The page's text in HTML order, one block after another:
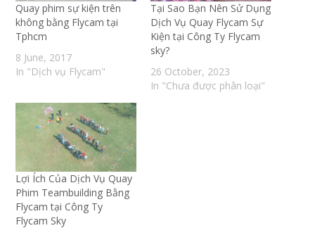
Quay phim sự kiện trên
không bằng Flycam tại
Tphcm
8 June, 2017
In "Dịch vụ Flycam"
Tại Sao Bạn Nên Sử Dụng
Dịch Vụ Quay Flycam Sự
Kiện tại Công Ty Flycam
sky?
26 October, 2023
In "Chưa được phân loại"
Lợi Ích Của Dịch Vụ Quay
Phim Teambuilding Bằng
Flycam tại Công Ty
Flycam Sky